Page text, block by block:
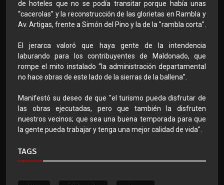
de hoteles que no se podía transitar porque había unas
“cacerolas” y la reconstrucción de las glorietas en Rambla y
Av. Artigas, frente a Simón del Pino y la de la "rambla corta".
El jerarca valoró que haya gente de la intendencia
laburando para los contribuyentes de Maldonado, que
rompe el mito instalado “la administración departamental
no hace obras de este lado de la sierras de la ballena”.
Manifestó su deseo de que "el turismo pueda disfrutar de
las obras ejecutadas, pero que también la disfruten
nuestros vecinos; que sea una buena temporada para que
la gente pueda trabajar y tenga una mejor calidad de vida".
TAGS